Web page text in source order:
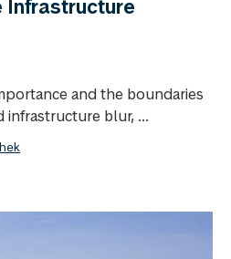
Infrastructure
and the boundaries
infrastructure blur, ...